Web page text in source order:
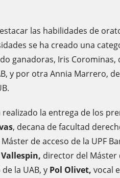
las habilidades de
se ha creado una
ganadoras, Iris Corominas,
y por otra Annia Marrero,
realizado la entrega de los
, decana de facultad
de acceso de la UPF
director del Máster
la UAB, y Pol Olivet, vocal